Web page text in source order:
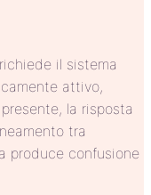
il sistema
attivo,
la risposta
tra
produce confusione